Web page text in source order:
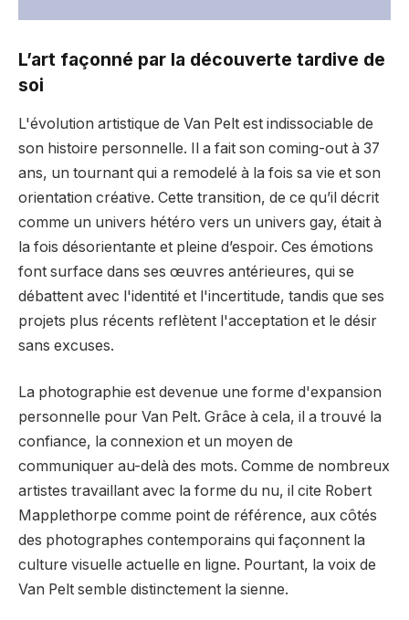
L’art façonné par la découverte tardive de
soi
L'évolution artistique de Van Pelt est indissociable de
son histoire personnelle. Il a fait son coming-out à 37
ans, un tournant qui a remodelé à la fois sa vie et son
orientation créative. Cette transition, de ce qu’il décrit
comme un univers hétéro vers un univers gay, était à
la fois désorientante et pleine d’espoir. Ces émotions
font surface dans ses œuvres antérieures, qui se
débattent avec l'identité et l'incertitude, tandis que ses
projets plus récents reflètent l'acceptation et le désir
sans excuses.
La photographie est devenue une forme d'expansion
personnelle pour Van Pelt. Grâce à cela, il a trouvé la
confiance, la connexion et un moyen de
communiquer au-delà des mots. Comme de nombreux
artistes travaillant avec la forme du nu, il cite Robert
Mapplethorpe comme point de référence, aux côtés
des photographes contemporains qui façonnent la
culture visuelle actuelle en ligne. Pourtant, la voix de
Van Pelt semble distinctement la sienne.